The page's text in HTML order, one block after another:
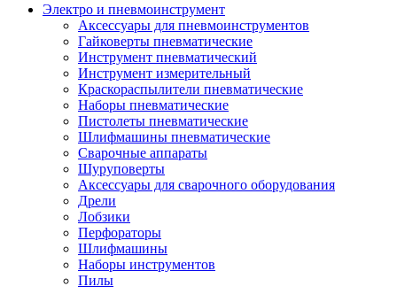
Инструмент ручной
Лопаты
Садово-посадочные инструменты
Садовые ножницы
Садовые пилы и ножи
Секаторы и сучкорезы
Топоры
Баллоны газовые
Мангалы и коптильни
Мебель для сада
Ножницы по металлу
Тележки садовые
Автомобильная техника
Автозвук
Автомагнитолы
Колонки
Электро и пневмоинструмент
Аксессуары для пневмоинструментов
Гайковерты пневматические
Инструмент пневматический
Инструмент измерительный
Краскораспылители пневматические
Наборы пневматические
Пистолеты пневматические
Шлифмашины пневматические
Сварочные аппараты
Шуруповерты
Аксессуары для сварочного оборудования
Дрели
Лобзики
Перфораторы
Шлифмашины
Наборы инструментов
Пилы